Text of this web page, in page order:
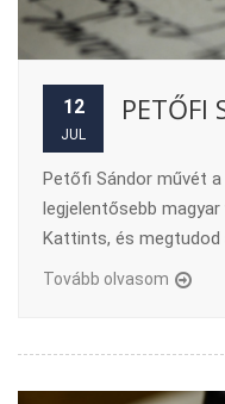
12
JUL
PETŐFI
Petőfi Sándor művét
legjelentősebb
Kattints, és
Tovább olvasom